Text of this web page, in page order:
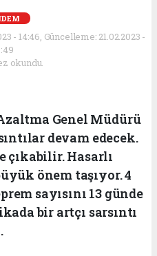
- 14:46, Güncelleme: 21.02.2023 -
okundu.
Genel Müdürü
devam edecek.
çıkabilir. Hasarlı
önem taşıyor. 4
sayısını 13 günde
bir artçı sarsıntı